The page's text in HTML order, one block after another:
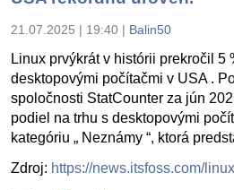
21.07.2025 | 19:40 | Balin50
Linux prvýkrát v histórii prekročil 5
desktopovými počítačmi v USA .
spoločnosti StatCounter za jún
podiel na trhu s desktopovými
kategóriu „ Neznámy “, ktorá
Zdroj: https://news.itsfoss.com/